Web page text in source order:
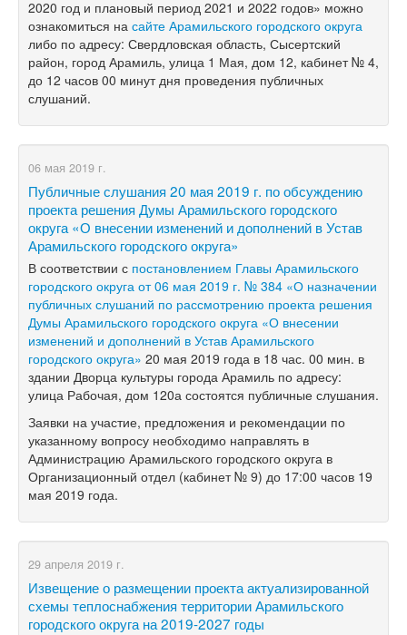
2020 год и плановый период 2021 и 2022 годов» можно
ознакомиться на сайте Арамильского городского округа
либо по адресу: Свердловская область, Сысертский
район, город Арамиль, улица 1 Мая, дом 12, кабинет № 4,
до 12 часов 00 минут дня проведения публичных
слушаний.
06 мая 2019 г.
Публичные слушания 20 мая 2019 г. по обсуждению
проекта решения Думы Арамильского городского
округа «О внесении изменений и дополнений в Устав
Арамильского городского округа»
В соответствии с постановлением Главы Арамильского
городского округа от 06 мая 2019 г. № 384 «О назначении
публичных слушаний по рассмотрению проекта решения
Думы Арамильского городского округа «О внесении
изменений и дополнений в Устав Арамильского
городского округа» 20 мая 2019 года в 18 час. 00 мин. в
здании Дворца культуры города Арамиль по адресу:
улица Рабочая, дом 120а состоятся публичные слушания.
Заявки на участие, предложения и рекомендации по
указанному вопросу необходимо направлять в
Администрацию Арамильского городского округа в
Организационный отдел (кабинет № 9) до 17:00 часов 19
мая 2019 года.
29 апреля 2019 г.
Извещение о размещении проекта актуализированной
схемы теплоснабжения территории Арамильского
городского округа на 2019-2027 годы